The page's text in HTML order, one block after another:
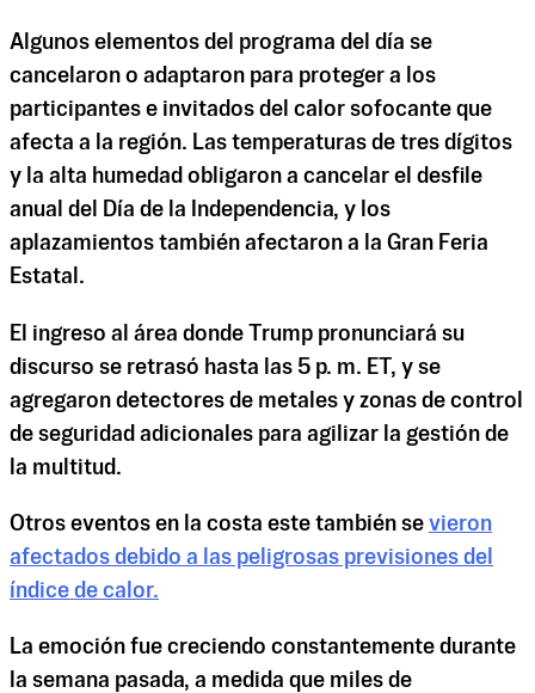
Algunos elementos del programa del día se
cancelaron o adaptaron para proteger a los
participantes e invitados del calor sofocante que
afecta a la región. Las temperaturas de tres dígitos
y la alta humedad obligaron a cancelar el desfile
anual del Día de la Independencia, y los
aplazamientos también afectaron a la Gran Feria
Estatal.
El ingreso al área donde Trump pronunciará su
discurso se retrasó hasta las 5 p. m. ET, y se
agregaron detectores de metales y zonas de control
de seguridad adicionales para agilizar la gestión de
la multitud.
Otros eventos en la costa este también se vieron
afectados debido a las peligrosas previsiones del
índice de calor.
La emoción fue creciendo constantemente durante
la semana pasada, a medida que miles de